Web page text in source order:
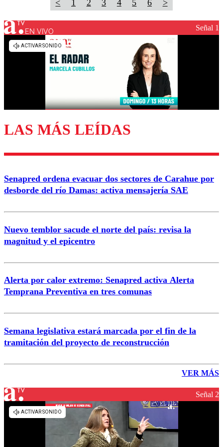
< 1 2 3 4 5 6 >
EN VIVO Señal 1
LAS MÁS LEÍDAS
Senapred ordena evacuar dos sectores de Carahue por
desborde del río Damas: activa mensajería SAE
Nuevo temblor sacude el norte del país: revisa la
magnitud y el epicentro
Alerta por calor extremo: Senapred activa Alerta
Temprana Preventiva en tres comunas
Semana legislativa estará marcada por el fin de la
tramitación del proyecto de reconstrucción
VER MÁS
Señal 2